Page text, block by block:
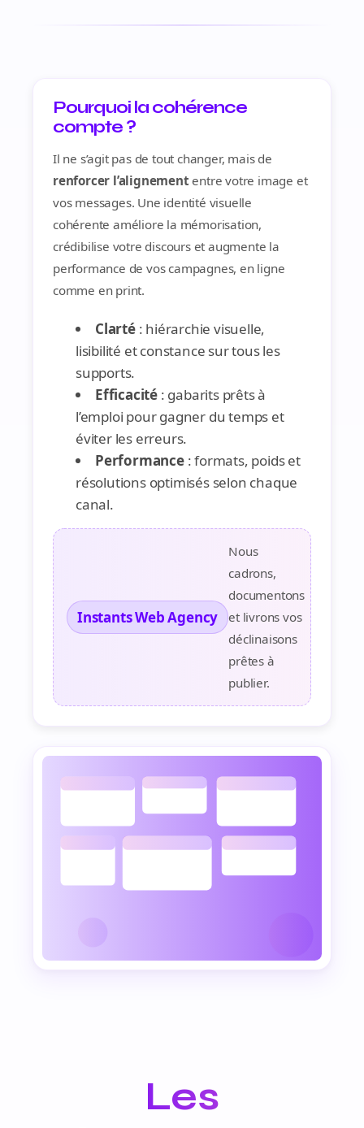
Pourquoi la cohérence
compte ?
Il ne s’agit pas de tout changer, mais de
renforcer l’alignement entre votre image et
vos messages. Une identité visuelle
cohérente améliore la mémorisation,
crédibilise votre discours et augmente la
performance de vos campagnes, en ligne
comme en print.
Clarté: hiérarchie visuelle,
lisibilité et constance sur tous les
supports.
Efficacité : gabarits prêts à
l’emploi pour gagner du temps et
éviter les erreurs.
Performance: formats, poids et
résolutions optimisés selon chaque
canal.
Instants Web Agency
Nous
cadrons,
documentons
et livrons vos
déclinaisons
prêtes à
publier.
Les